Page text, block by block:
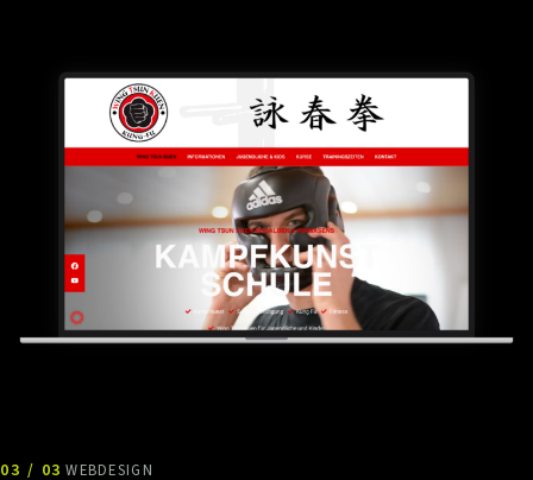
03 / 03 WEBDESIGN